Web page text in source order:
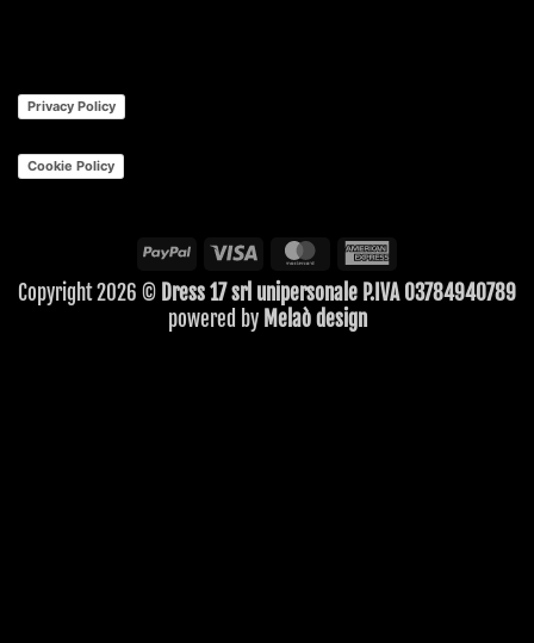
Privacy Policy
Cookie Policy
PayPal Visa MasterCard
Express
Copyright 2026 © Dress 17 srl unipersonale P.IVA 03784940789
powered by Melaò design